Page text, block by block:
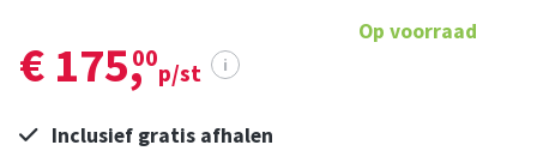
€ 175,
00
p/st i
Op voorraad
Inclusief gratis afhalen